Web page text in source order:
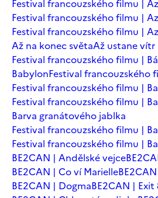
Festival francouzského filmu |
Festival francouzského filmu |
Festival francouzského filmu |
Až na konec světaAž ustane vítr
Festival francouzského filmu |
BabylonFestival francouzského
Festival francouzského filmu |
Festival francouzského filmu |
Barva granátového jablka
Festival francouzského filmu |
Festival francouzského filmu |
BE2CAN | Andělské vejce
BE2CAN | Co ví Marielle
BE2CAN | DogmaBE2CAN | Exit